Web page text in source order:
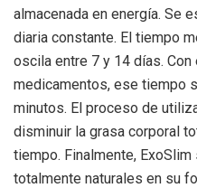
almacenada en energía. Se
diaria constante. El tiempo
oscila entre 7 y 14 días.
medicamentos, ese tiempo
minutos. El proceso de
disminuir la grasa corporal
tiempo. Finalmente,
totalmente naturales en su